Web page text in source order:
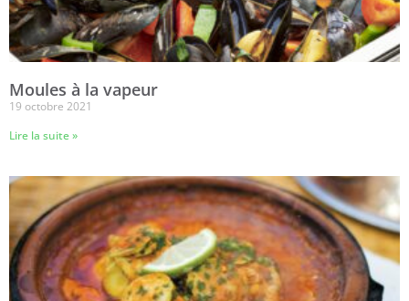
Moules à la vapeur
19 octobre 2021
Lire la suite »